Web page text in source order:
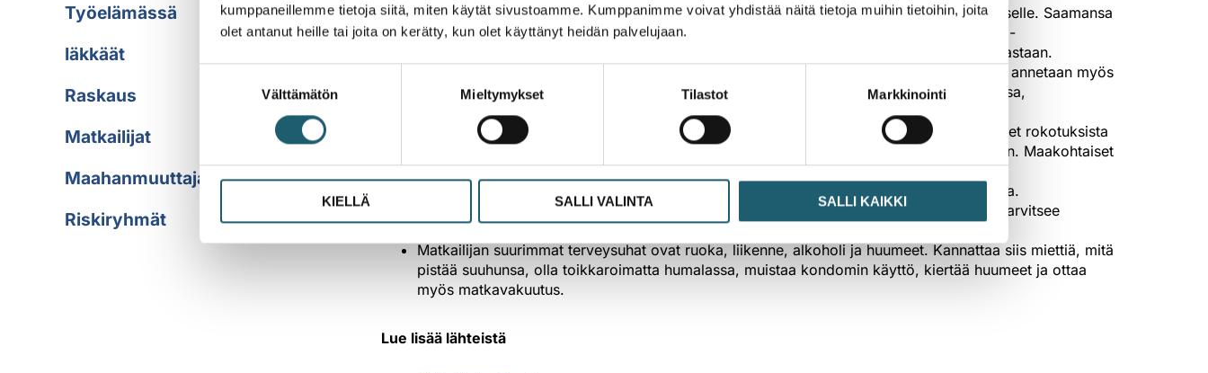
kumppaneillemme tietoja siitä, miten käytät sivustoamme. Kumppanimme voivat yhdistää näitä tietoja muihin tietoihin, joita
olet antanut heille tai joita on kerätty, kun olet käyttänyt heidän palvelujaan.
Välttämätön Mieltymykset Tilastot Markkinointi
KIELLÄ SALLI VALINTA SALLI KAIKKI
Työelämässä
Iäkkäät
Raskaus
Matkailijat
Maahanmuuttajat
Riskiryhmät
Kun siirtyy kouluterveydenhuollon piiristä opiskelijaksi, vastuu rokotussuojasta siirtyy itselle. Saamansa
rokotukset voi tarkistaa kouluterveydenhoitajan antamasta terveyskortista tai Omakanta-
palvelusta. Tehosterokotuksia tarvitaan esimerkiksi kurkkumätää ja jäykkäkouristusta vastaan.
annetaan myös
muita rokotuksia työpaikasta riippuen. Rokotukset annetaan opiskelijaterveydenhuollossa,
terveyskeskuksessa tai työterveyshuollossa.
Opiskelijavaihtoon lähtevän kannattaa tarkistaa kohdemaan ja -oppilaitoksen vaatimukset rokotuksista
ja terveystodistuksista. Määräykset vaihtelevat esimerkiksi Yhdysvalloissa osavaltioittain. Maakohtaiset
suositukset löytyvät THL:nMatkailijan terveysoppaasta.
Ulkomaille töihin lähtevä saa tietoa tarvittavista rokotuksista yleensä työterveyshuollosta.
Alkeellisiin oloihin Aasiaan, Afrikkaan ja Etelä-Amerikkaan matkustava reppumatkailija tarvitsee
opiskelijavaihtoon lähtevää kattavamman rokotussuojan.
Matkailijan suurimmat terveysuhat ovat ruoka, liikenne, alkoholi ja huumeet. Kannattaa siis miettiä, mitä
pistää suuhunsa, olla toikkaroimatta humalassa, muistaa kondomin käyttö, kiertää huumeet ja ottaa
myös matkavakuutus.
Lue lisää lähteistä